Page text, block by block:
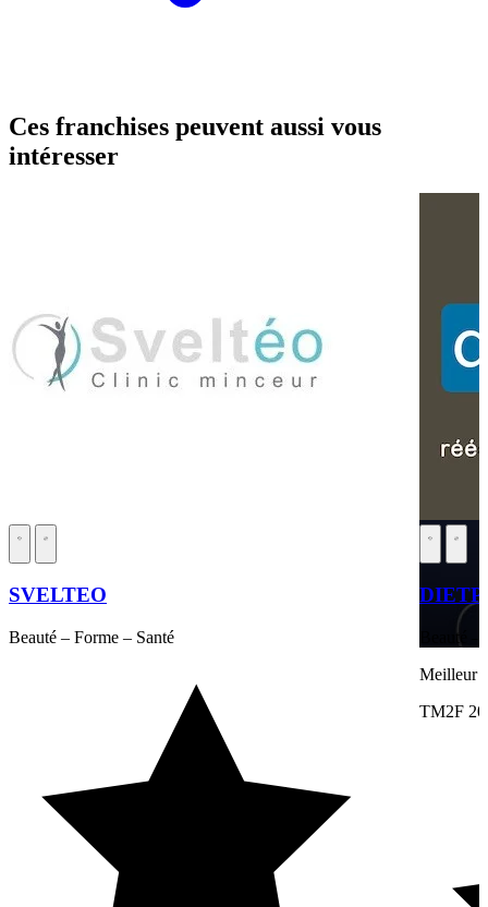
Ces franchises peuvent aussi vous
intéresser
SVELTEO
Beauté – Forme – Santé
Beauté
Meilleur
TM2F